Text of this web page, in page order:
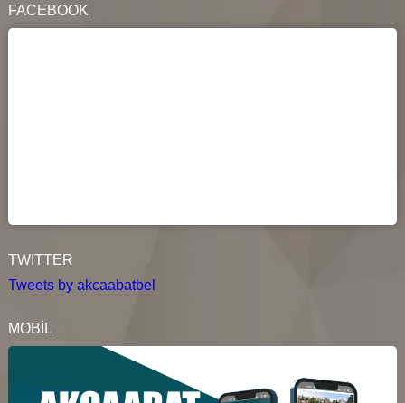
FACEBOOK
TWITTER
Tweets by akcaabatbel
MOBİL